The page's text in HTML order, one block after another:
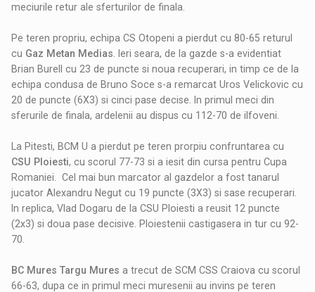
meciurile retur ale sferturilor de finala.
Pe teren propriu, echipa CS Otopeni a pierdut cu 80-65 returul
cu Gaz Metan Medias . Ieri seara, de la gazde s-a evidentiat
Brian Burell cu 23 de puncte si noua recuperari, in timp ce de la
echipa condusa de Bruno Soce s-a remarcat Uros Velickovic cu
20 de puncte (6X3) si cinci pase decise. In primul meci din
sferurile de finala, ardelenii au dispus cu 112-70 de ilfoveni.
La Pitesti, BCM U a pierdut pe teren prorpiu confruntarea cu
CSU Ploiesti, cu scorul 77-73 si a iesit din cursa pentru Cupa
Romaniei. Cel mai bun marcator al gazdelor a fost tanarul
jucator Alexandru Negut cu 19 puncte (3X3) si sase recuperari.
In replica, Vlad Dogaru de la CSU Ploiesti a reusit 12 puncte
(2x3) si doua pase decisive. Ploiestenii castigasera in tur cu 92-
70.
BC Mures Targu Mures a trecut de SCM CSS Craiova cu scorul
66-63, dupa ce in primul meci muresenii au invins pe teren